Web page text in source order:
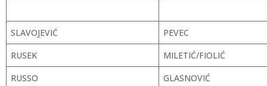
SLAVOJEVIĆ
PEVEC
RUSEK
MILETIĆ/FIOLIĆ
RUSSO
GLASNOVIĆ